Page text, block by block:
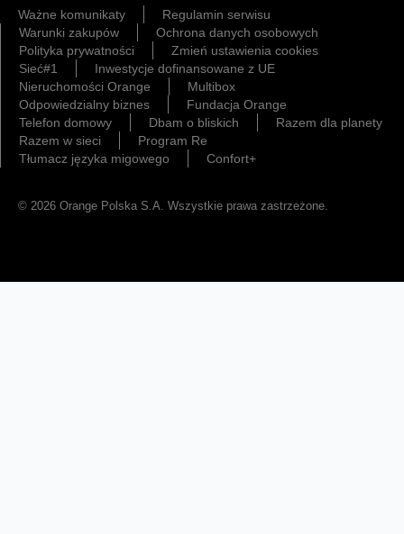
Ważne komunikaty
Regulamin serwisu
Warunki zakupów
Ochrona danych osobowych
Polityka prywatności
Zmień ustawienia cookies
Sieć#1
Inwestycje dofinansowane z UE
Nieruchomości Orange
Multibox
Odpowiedzialny biznes
Fundacja Orange
Telefon domowy
Dbam o bliskich
Razem dla planety
Razem w sieci
Program Re
Tłumacz języka migowego
Confort+
© 2026 Orange Polska S.A. Wszystkie prawa zastrzeżone.